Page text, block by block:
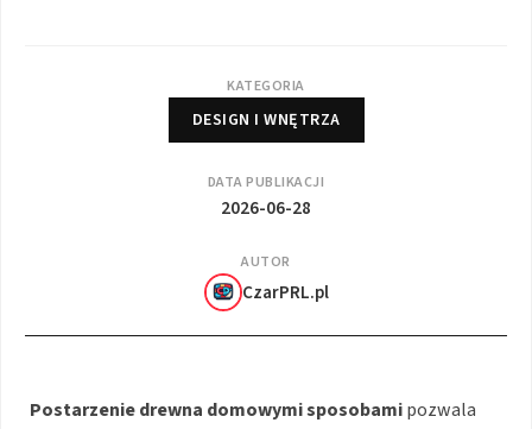
KATEGORIA
DESIGN I WNĘTRZA
DATA PUBLIKACJI
2026-06-28
AUTOR
CzarPRL.pl
Postarzenie drewna domowymi sposobamipozwala